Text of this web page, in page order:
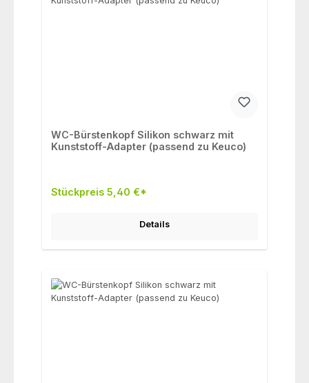
WC-Bürstenkopf Silikon schwarz mit
Kunststoff-Adapter (passend zu Keuco)
Stückpreis 5,40 €*
Details